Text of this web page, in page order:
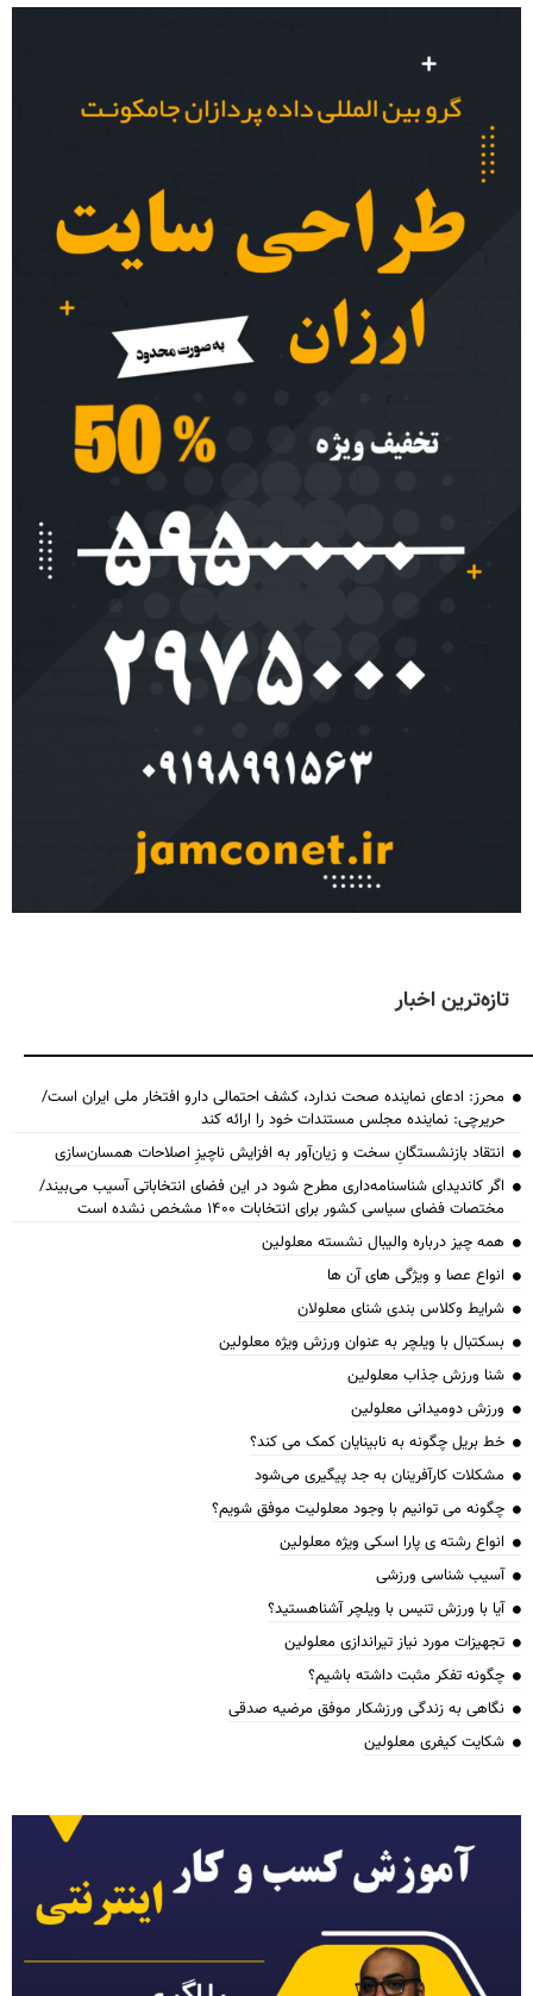
تازه‌ترین اخبار
محرز: ادعای نماینده صحت ندارد، کشف احتمالی دارو افتخار ملی ایران است/
حریرچی: نماینده مجلس مستندات خود را ارائه کند
انتقاد بازنشستگانِ سخت و زیان‌آور به افزایش ناچیزِ اصلاحات همسان‌سازی
اگر کاندیدای شناسنامه‌‎داری مطرح شود در این فضای انتخاباتی آسیب می‌بیند/
مختصات فضای سیاسی کشور برای انتخابات ۱۴۰۰ مشخص نشده است
همه چیز درباره والیبال نشسته معلولین
انواع عصا و ویژگی های آن ها
شرایط وکلاس بندی شنای معلولان
بسکتبال با ویلچر به عنوان ورزش ویژه معلولین
شنا ورزش جذاب معلولین
ورزش دومیدانی معلولین
خط بریل چگونه به نابینایان کمک می کند؟
مشکلات کارآفرینان به جد پیگیری می‌شود
چگونه می توانیم با وجود معلولیت موفق شویم؟
انواع رشته ی پارا اسکی ویژه معلولین
آسیب شناسی ورزشی
آیا با ورزش تنیس با ویلچر آشناهستید؟
تجهیزات مورد نیاز تیراندازی معلولین
چگونه تفکر مثبت داشته باشیم؟
نگاهی به زندگی ورزشکار موفق مرضیه صدقی
شکایت کیفری معلولین